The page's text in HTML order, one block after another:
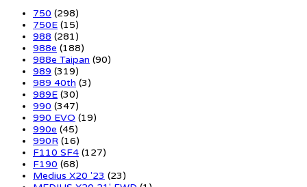
750 (298)
750E (15)
988 (281)
988e (188)
988e Taipan (90)
989 (319)
989 40th (3)
989E (30)
990 (347)
990 EVO (19)
990e (45)
990R (16)
F110 SF4 (127)
F190 (68)
Medius X20 '23 (23)